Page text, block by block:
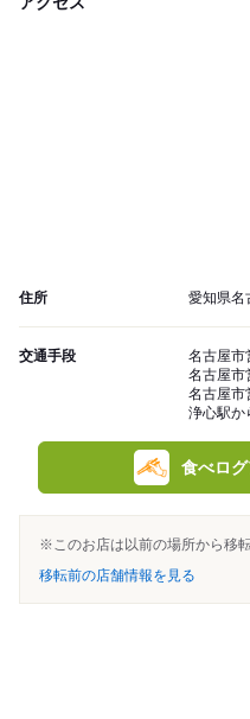
住所 愛知県名
交通手段
名古屋市
名古屋市
名古屋市
浄心駅か
食べロ
※このお店は以前の場所から移転
移転前の店舗情報を見る